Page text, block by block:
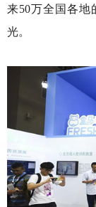
来50万全国各地
光。